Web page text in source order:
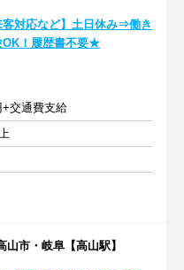
客対応など】土日休み⇒働き
！履歴書不要★
+交通費支給
市・岐阜【高山駅】